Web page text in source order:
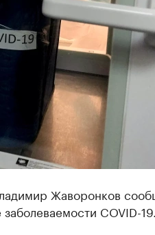
Жаворонков
COVID-